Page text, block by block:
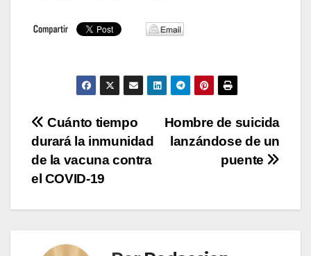
Navegación
de
entradas
Hombre de suicida
lanzándose de un
puente
Cuánto tiempo
durará la inmunidad
de la vacuna contra
el COVID-19